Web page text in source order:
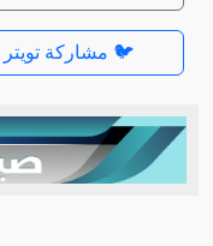
🐦 مشاركة تويتر